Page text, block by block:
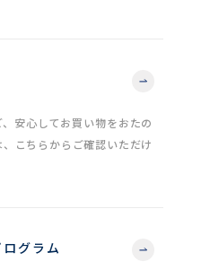
安心してお買い物をおたの
こちらからご確認いただけ
グラム